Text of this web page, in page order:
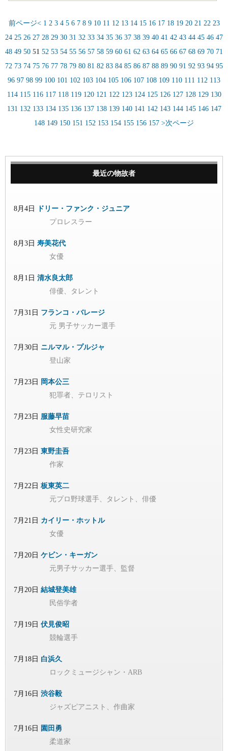
前ページ< 1 2 3 4 5 6 7 8 9 10 11 12 13 14 15 16 17 18 19 20 21 22 23
24 25 26 27 28 29 30 31 32 33 34 35 36 37 38 39 40 41 42 43 44 45 46 47
48 49 50 51 52 53 54 55 56 57 58 59 60 61 62 63 64 65 66 67 68 69 70 71
72 73 74 75 76 77 78 79 80 81 82 83 84 85 86 87 88 89 90 91 92 93 94 95
96 97 98 99 100 101 102 103 104 105 106 107 108 109 110 111 112 113
114 115 116 117 118 119 120 121 122 123 124 125 126 127 128 129 130
131 132 133 134 135 136 137 138 139 140 141 142 143 144 145 146 147
148 149 150 151 152 153 154 155 156 157 >次ページ
最近の物故者
8月4日
ドリー・ファンク・ジュニア
プロレスラー
8月3日 寿美花代
女優
8月1日 清水良太郎
俳優、タレント
7月31日 フランコ・バレージ
元 男子サッカー選手
7月30日 ニルマル・プルジャ
登山家
7月23日 岡本公三
犯罪者、テロリスト
7月23日 服藤早苗
女性史研究家
7月23日 東野圭吾
作家
7月22日 板東英二
元プロ野球選手、タレント、俳優
7月21日 カイリー・ホットル
女優
7月20日 ケビン・キーガン
元男子サッカー選手、監督
7月20日 結城登美雄
民俗学者
7月19日 伏見俊昭
競輪選手
7月18日 白浜久
ロックミュージシャン・ARB
7月16日 渋谷毅
ジャズピアニスト、作曲家
7月16日 園田勇
柔道家